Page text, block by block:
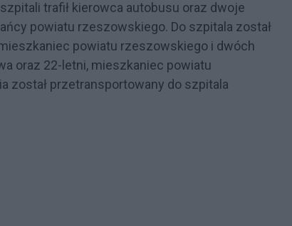
trafił kierowca autobusu oraz dwoje
powiatu rzeszowskiego. Do szpitala został
powiatu rzeszowskiego i dwóch
oraz 22-letni, mieszkaniec powiatu
został przetransportowany do szpitala